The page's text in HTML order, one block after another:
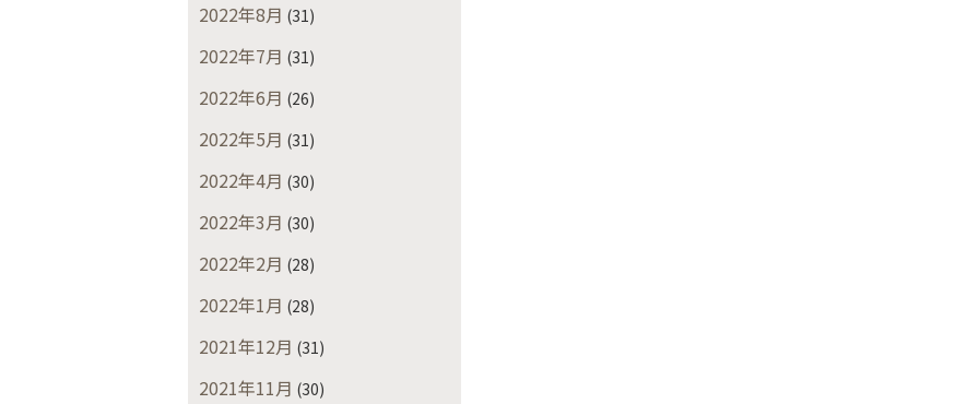
2022年8月 (31)
2022年7月 (31)
2022年6月 (26)
2022年5月 (31)
2022年4月 (30)
2022年3月 (30)
2022年2月 (28)
2022年1月 (28)
2021年12月 (31)
2021年11月 (30)